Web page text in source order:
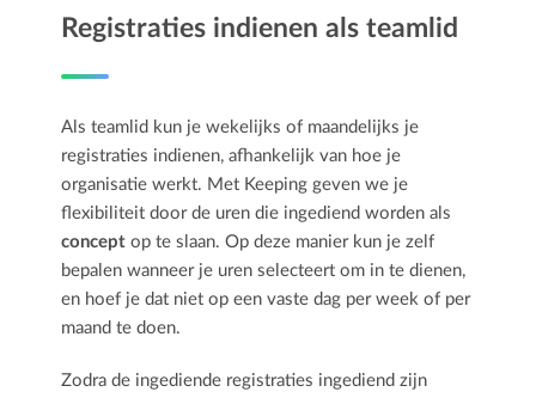
Registraties indienen als teamlid
Als teamlid kun je wekelijks of maandelijks je
registraties indienen, afhankelijk van hoe je
organisatie werkt. Met Keeping geven we je
flexibiliteit door de uren die ingediend worden als
concept op te slaan. Op deze manier kun je zelf
bepalen wanneer je uren selecteert om in te dienen,
en hoef je dat niet op een vaste dag per week of per
maand te doen.
Zodra de ingediende registraties ingediend zijn